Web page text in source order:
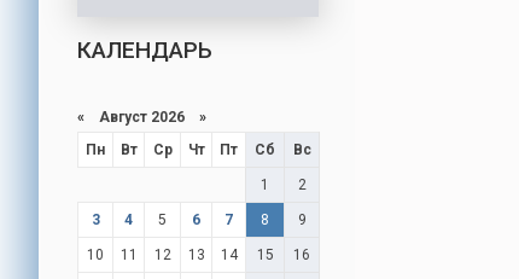
КАЛЕНДАРЬ
« Август 2026 »
Пн
Вт Ср Чт Пт Сб Вс
1 2
3 4 5 6 7 8 9
10 11 12 13 14 15 16